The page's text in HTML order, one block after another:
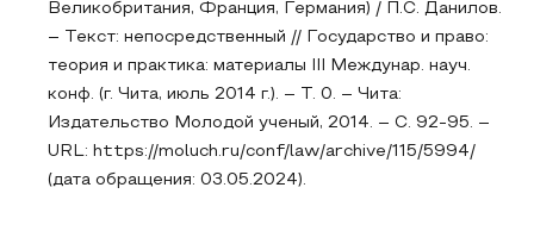
Великобритания, Франция, Германия) / П.С. Данилов.
– Текст: непосредственный // Государство и право:
теория и практика: материалы III Междунар. науч.
конф. (г. Чита, июль 2014 г.). – Т. 0. – Чита:
Издательство Молодой ученый, 2014. – С. 92-95. –
URL: https://moluch.ru/conf/law/archive/115/5994/
(дата обращения: 03.05.2024).